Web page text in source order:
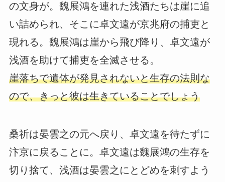
の文身が。魏展鴻を連れた浅酒たちは崖に追
い詰められ、そこに卓文遠が京兆府の捕吏と
現れる。魏展鴻は崖から飛び降り、卓文遠が
浅酒を助けて捕吏を全滅させる。
崖落ちで遺体が発見されないと生存の法則な
ので、きっと彼は生きていることでしょう
桑祈は晏雲之の元へ戻り、卓文遠を待たずに
汴京に戻ることに。卓文遠は魏展鴻の生存を
切り捨て、浅酒は晏雲之にとどめを刺すよう